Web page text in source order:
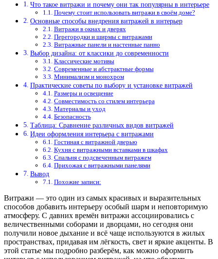
Что такое витражи и почему они так популярны в интерьере
Почему стоит использовать витражи в своём доме?
Основные способы внедрения витражей в интерьер
Витражи в окнах и дверях
Перегородки и ширмы с витражами
Витражные панели и настенные панно
Выбор дизайна: от классики до современности
Классические мотивы
Современные и абстрактные формы
Минимализм и монохром
Практические советы по выбору и установке витражей
Размеры и освещение
Совместимость со стилем интерьера
Материалы и уход
Безопасность
Таблица: Сравнение различных видов витражей
Идеи оформления интерьера с витражами
Гостиная с витражной дверью
Кухня с витражными вставками в шкафах
Спальня с подсвеченным витражем
Прихожая с витражными панелями
Вывод
Похожие записи:
Витражи — это один из самых красивых и выразительных
способов добавить интерьеру особый шарм и неповторимую
атмосферу. С давних времён витражи ассоциировались с
величественными соборами и дворцами, но сегодня они
получили новое дыхание и всё чаще используются в жилых
пространствах, придавая им лёгкость, свет и яркие акценты. В
этой статье мы подробно разберём, как можно оформить